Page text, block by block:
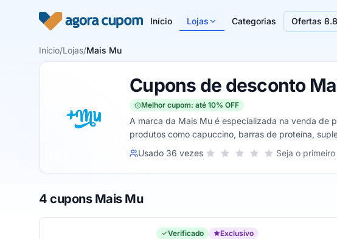
Início Lojas Categorias Ofertas 8.8
Início/Lojas/Mais Mu
Cupons de desconto
Melhor cupom: até 10% OFF
A marca da Mais Mu é especializada na venda de
produtos como capuccino, barras de proteína,
Usado 36 vezesSua nota para Mais Mu, de 1 a 5
5 estrelas
4 estrelas
3 estrelas
2 estrelas
1 estrela Seja o
4 cupons Mais Mu
Verificado Exclusivo